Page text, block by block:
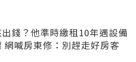
錢？他準時繳租10年遇設備
網喊房東修：別趕走好房客